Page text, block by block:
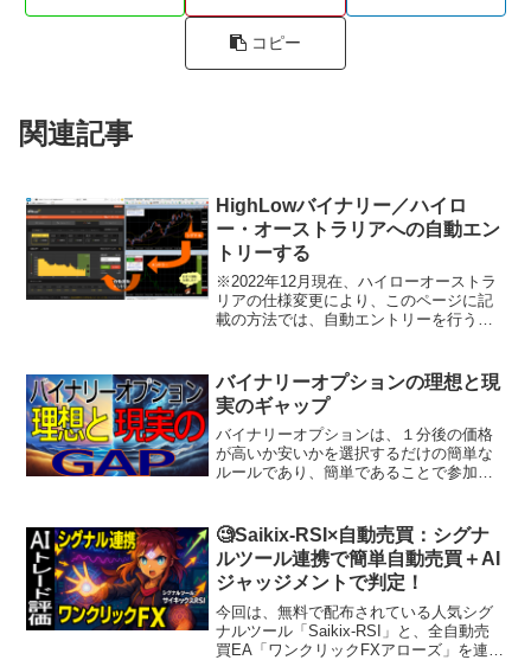
コピー
関連記事
HighLowバイナリー／ハイロ
ー・オーストラリアへの自動エン
トリーする
※2022年12月現在、ハイローオーストラ
リアの仕様変更により、このページに記
載の方法では、自動エントリーを行うこ
い。■ 商品内容ワンクリックBOトレーニ
ングを使って...
バイナリーオプションの理想と現
実のギャップ
バイナリーオプションは、１分後の価格
が高いか安いかを選択するだけの簡単な
ルールであり、簡単であることで参加す
に見えますし、負けても投入金額以上の
損失になることはなく、F...
🧐Saikix-RSI×自動売買：シグナ
ルツール連携で簡単自動売買＋AI
ジャッジメントで判定！
今回は、無料で配布されている人気シグ
ナルツール「Saikix-RSI」と、全自動売
買EA「ワンクリックFXアローズ」を連携